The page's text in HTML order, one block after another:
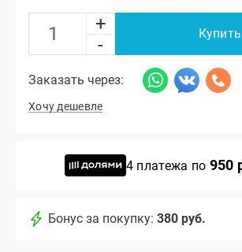
+
-
Купить
Заказать через:
Хочу дешевле
4 платежа по 950
Бонус за покупку: 380 руб.